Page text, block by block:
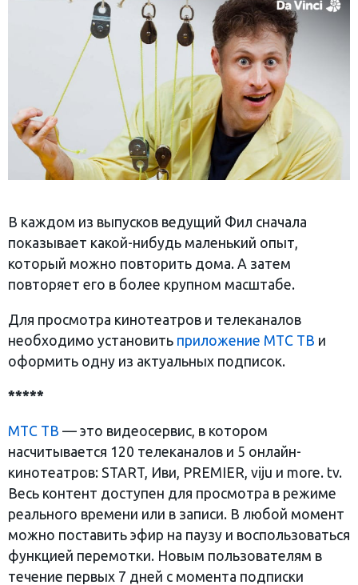
В каждом из выпусков ведущий Фил сначала
показывает какой-нибудь маленький опыт,
который можно повторить дома. А затем
повторяет его в более крупном масштабе.
Для просмотра кинотеатров и телеканалов
необходимо установить приложение МТС ТВ и
оформить одну из актуальных подписок.
*****
МТС ТВ — это видеосервис, в котором
насчитывается 120 телеканалов и 5 онлайн-
кинотеатров: START, Иви, PREMIER, viju и more. tv.
Весь контент доступен для просмотра в режиме
реального времени или в записи. В любой момент
можно поставить эфир на паузу и воспользоваться
функцией перемотки. Новым пользователям в
течение первых 7 дней с момента подписки